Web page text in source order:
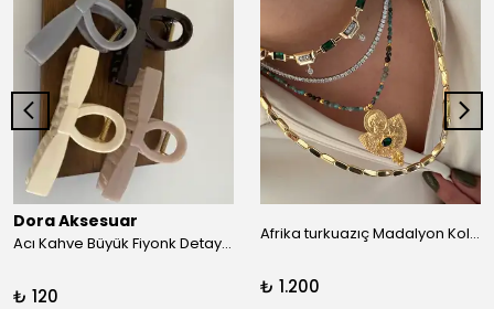
Dora Aksesuar
Acı Kahve Büyük Fiyonk Detay Kıskaç Toka
₺ 120
Afrika turkuazıç Madalyon Kolye
₺ 1.200